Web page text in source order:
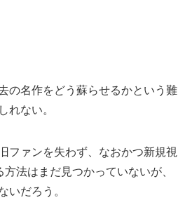
の名作をどう蘇らせるかという難
ない。
ファンを失わず、なおかつ新規視
法はまだ見つかっていないが、
だろう。